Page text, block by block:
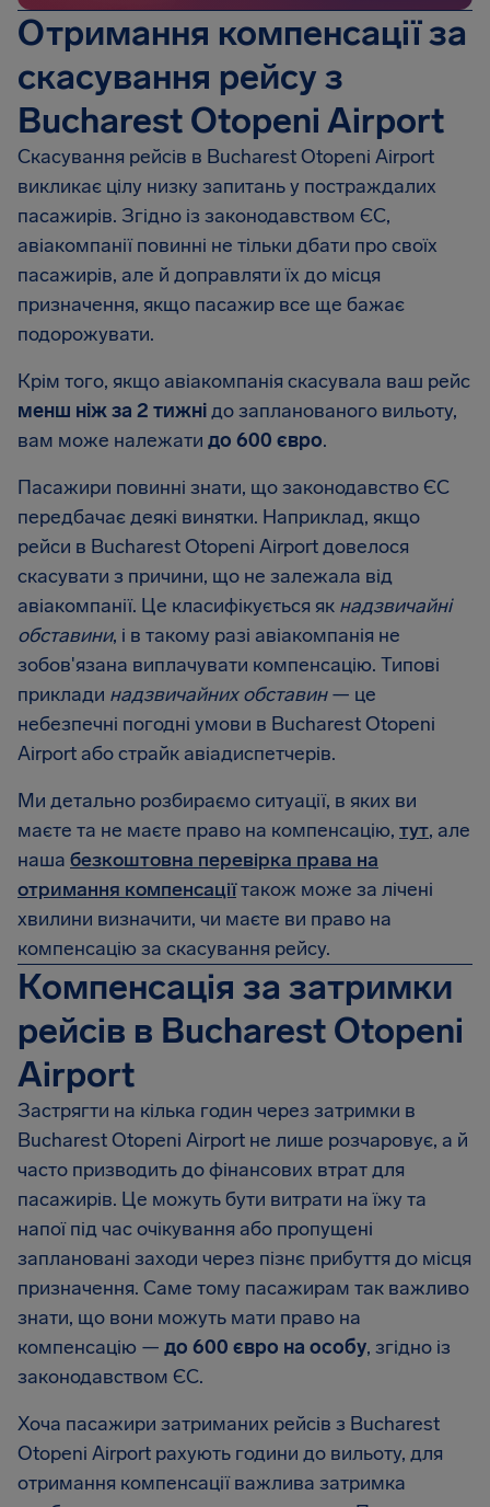
Отримання компенсації за
скасування рейсу з
Bucharest Otopeni Airport
Скасування рейсів в Bucharest Otopeni Airport
викликає цілу низку запитань у постраждалих
пасажирів. Згідно із законодавством ЄС,
авіакомпанії повинні не тільки дбати про своїх
пасажирів, але й доправляти їх до місця
призначення, якщо пасажир все ще бажає
подорожувати.
Крім того, якщо авіакомпанія скасувала ваш рейс
менш ніж за 2 тижнідо запланованого вильоту,
вам може належати до 600 євро.
Пасажири повинні знати, що законодавство ЄС
передбачає деякі винятки. Наприклад, якщо
рейси в Bucharest Otopeni Airport довелося
скасувати з причини, що не залежала від
авіакомпанії. Це класифікується як надзвичайні
обставини, і в такому разі авіакомпанія не
зобов'язана виплачувати компенсацію. Типові
приклади надзвичайних обставин— це
небезпечні погодні умови в Bucharest Otopeni
Airport або страйк авіадиспетчерів.
Ми детально розбираємо ситуації, в яких ви
маєте та не маєте право на компенсацію, тут, але
наша безкоштовна перевірка права на
отримання компенсаціїтакож може за лічені
хвилини визначити, чи маєте ви право на
компенсацію за скасування рейсу.
Компенсація за затримки
рейсів в Bucharest Otopeni
Airport
Застрягти на кілька годин через затримки в
Bucharest Otopeni Airport не лише розчаровує, а й
часто призводить до фінансових втрат для
пасажирів. Це можуть бути витрати на їжу та
напої під час очікування або пропущені
заплановані заходи через пізнє прибуття до місця
призначення. Саме тому пасажирам так важливо
знати, що вони можуть мати право на
компенсацію — до 600 євро на особу, згідно із
законодавством ЄС.
Хоча пасажири затриманих рейсів з Bucharest
Otopeni Airport рахують години до вильоту, для
отримання компенсації важлива затримка